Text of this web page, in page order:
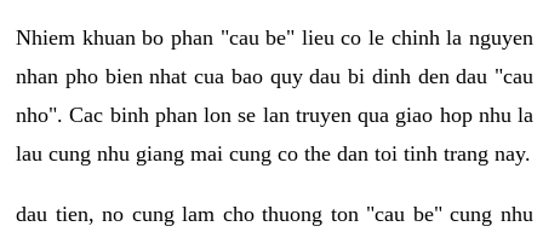
Nhiem khuan bo phan "cau be" lieu co le chinh la nguyen
nhan pho bien nhat cua bao quy dau bi dinh den dau "cau
nho". Cac binh phan lon se lan truyen qua giao hop nhu la
lau cung nhu giang mai cung co the dan toi tinh trang nay.
dau tien, no cung lam cho thuong ton "cau be" cung nhu